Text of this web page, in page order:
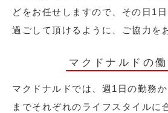
どをお任せしますので、その日1
過ごして頂けるように、ご協力を
マクドナルドの
マクドナルドでは、週1日の勤務
までそれぞれのライフスタイルに